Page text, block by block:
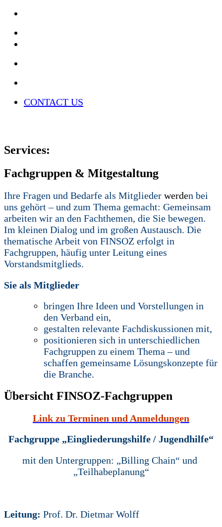
CONTACT US
Services:
Fachgruppen & Mitgestaltung
Ihre Fragen und Bedarfe als Mitglieder werden bei
uns gehört – und zum Thema gemacht: Gemeinsam
arbeiten wir an den Fachthemen, die Sie bewegen.
Im kleinen Dialog und im großen Austausch. Die
thematische Arbeit von FINSOZ erfolgt in
Fachgruppen, häufig unter Leitung eines
Vorstandsmitglieds.
Sie als Mitglieder
bringen Ihre Ideen und Vorstellungen in
den Verband ein,
gestalten relevante Fachdiskussionen mit,
positionieren sich in unterschiedlichen
Fachgruppen zu einem Thema – und
schaffen gemeinsame Lösungskonzepte für
die Branche.
Übersicht FINSOZ-Fachgruppen
Link zu Terminen und Anmeldungen
Fachgruppe „Eingliederungshilfe / Jugendhilfe“
mit den Untergruppen: „Billing Chain“ und
„Teilhabeplanung“
Leitung: Prof. Dr. Dietmar Wolff